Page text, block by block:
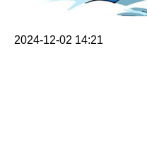
2024-12-02 14:21